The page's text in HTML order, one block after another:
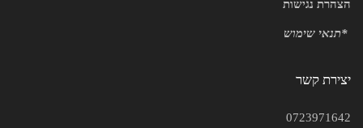
הצהרת נגישות
*תנאי שימוש
יצירת קשר
0723971642